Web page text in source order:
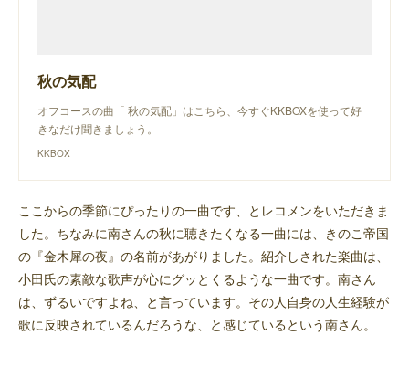
秋の気配
オフコースの曲「 秋の気配」はこちら、今すぐKKBOXを使って好
きなだけ聞きましょう。
KKBOX
ここからの季節にぴったりの一曲です、とレコメンをいただきま
した。ちなみに南さんの秋に聴きたくなる一曲には、きのこ帝国
の『金木犀の夜』の名前があがりました。紹介しされた楽曲は、
小田氏の素敵な歌声が心にグッとくるような一曲です。南さん
は、ずるいですよね、と言っています。その人自身の人生経験が
歌に反映されているんだろうな、と感じているという南さん。